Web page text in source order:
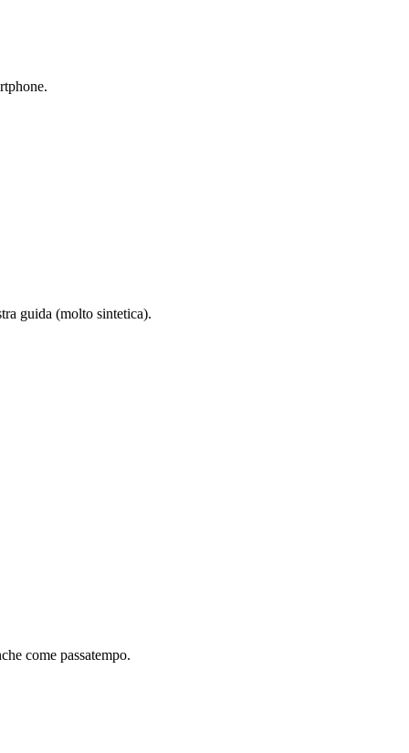
guida (molto sintetica).
come passatempo.